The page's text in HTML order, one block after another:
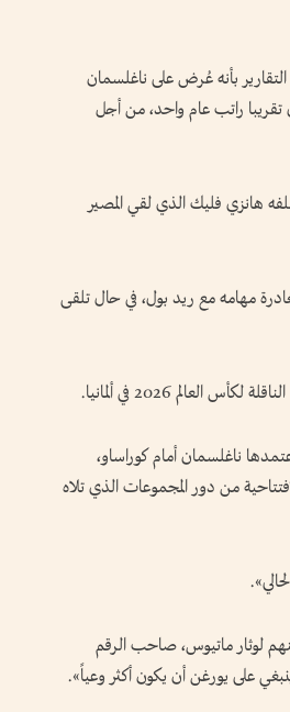
التقارير بأنه عُرض على ناغلسمان
دولار)، أي ما يعادل تقريبا راتب عام واحد، من أجل
هانزي فليك الذي لقي المصير
مهامه مع ريد بول، في حال تلقى
2026 في ألمانيا.
ناغلسمان أمام كوراساو،
مختلف قبل الفوز الكاسح 7-1 في الجولة الافتتاحية من دور المجموعات الذي تلاه
لوثار ماتيوس، صاحب الرقم